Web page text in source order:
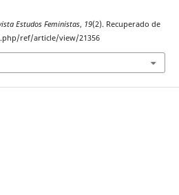
Estudos Feministas, 19(2). Recuperado de
ref/article/view/21356